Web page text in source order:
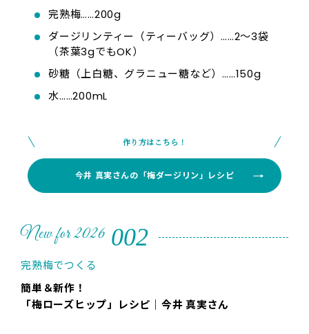
完熟梅……200g
ダージリンティー（ティーバッグ）……2～3袋
（茶葉3gでもOK）
砂糖（上白糖、グラニュー糖など）……150g
水……200mL
作り方はこちら！
今井 真実さんの「梅ダージリン」レシピ
New for 2026 002
完熟梅でつくる
簡単＆新作！
「梅ローズヒップ」レシピ｜今井 真実さん